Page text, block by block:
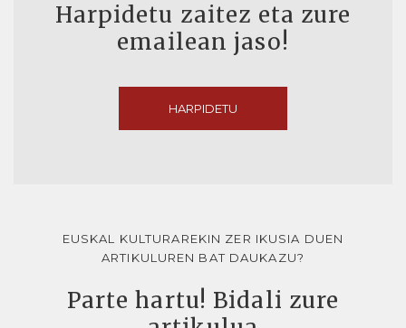
Harpidetu zaitez eta zure
emailean jaso!
HARPIDETU
EUSKAL KULTURAREKIN ZER IKUSIA DUEN
ARTIKULUREN BAT DAUKAZU?
Parte hartu! Bidali zure